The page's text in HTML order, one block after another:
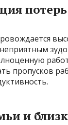
потерь
пропусков
и